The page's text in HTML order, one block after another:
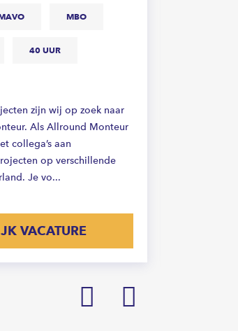
MBO
40 UUR
zijn wij op zoek naar
Als Allround Monteur
collega’s aan
op verschillende
Je vo...
VACATURE